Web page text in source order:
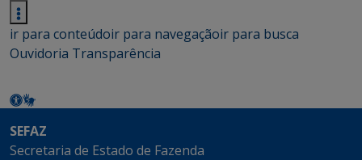
ir para conteúdoir para navegaçãoir para busca
Ouvidoria Transparência
SEFAZ
Secretaria de Estado de Fazenda